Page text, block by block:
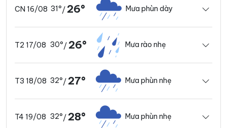
CN 16/08 31°/ 26° Mưa phùn dày
T2 17/08 30°/ 26° Mưa rào nhẹ
T3 18/08 32°/ 27° Mưa phùn nhẹ
T4 19/08 32°/ 28° Mưa phùn nhẹ